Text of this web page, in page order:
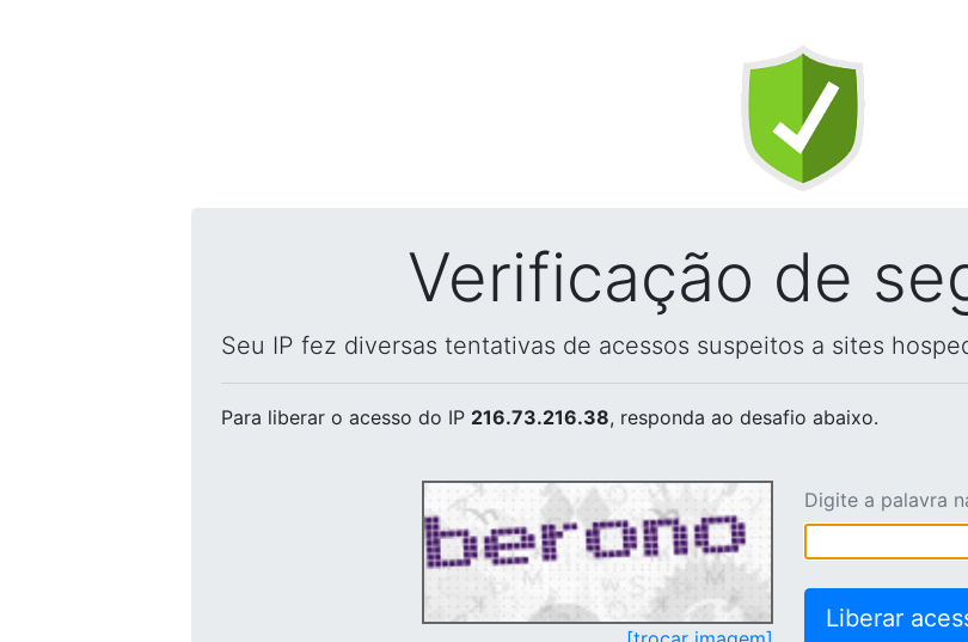
Verificação de
Seu IP fez diversas tentativas de acessos suspeitos a sites
Para liberar o acesso do IP 216.73.216.38, responda ao desafio abaixo.
Digite a palavra